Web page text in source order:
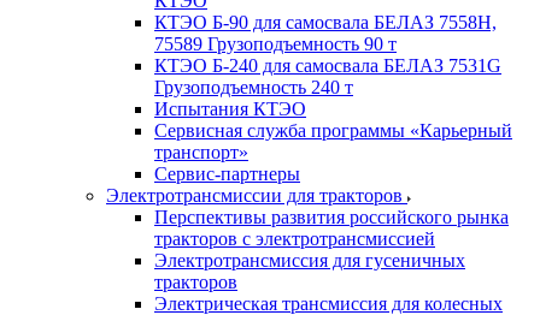
КТЭО Б-90 для самосвала БЕЛАЗ 7558H,
75589 Грузоподъемность 90 т
КТЭО Б-240 для самосвала БЕЛАЗ 7531G
Грузоподъемность 240 т
Испытания КТЭО
Сервисная служба программы «Карьерный
транспорт»
Сервис-партнеры
Электротрансмиссии для тракторов
Перспективы развития российского рынка
тракторов с электротрансмиссией
Электротрансмиссия для гусеничных
тракторов
Электрическая трансмиссия для колесных